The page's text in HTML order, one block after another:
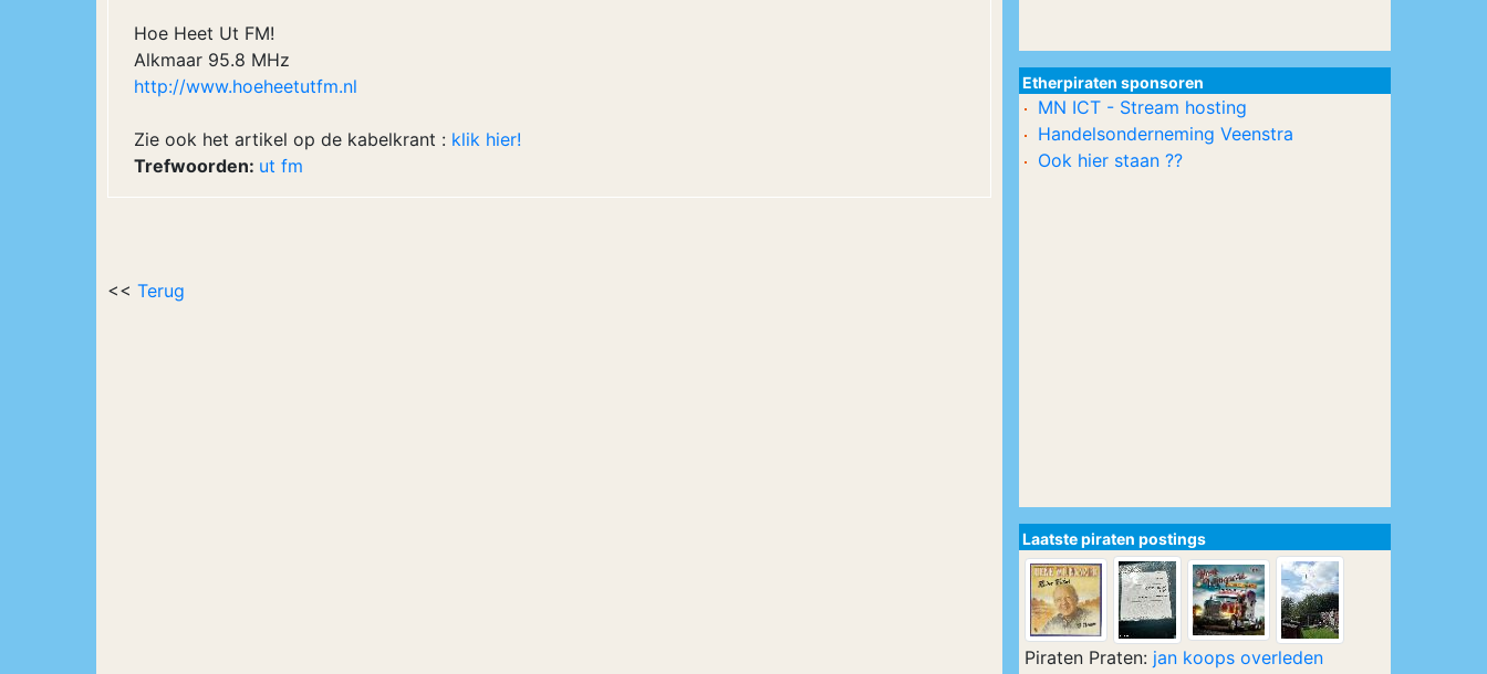
Hoe Heet Ut FM!
Alkmaar 95.8 MHz
http://www.hoeheetutfm.nl
Zie ook het artikel op de kabelkrant : klik hier!
Trefwoorden: ut fm
<< Terug
Etherpiraten sponsoren
MN ICT - Stream hosting
Handelsonderneming Veenstra
Ook hier staan ??
Laatste piraten postings
Piraten Praten: jan koops overleden